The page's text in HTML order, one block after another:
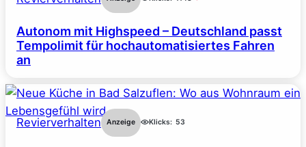
Autonom mit Highspeed – Deutschland passt
Tempolimit für hochautomatisiertes Fahren
an
Revierverhalten Anzeige Klicks: 53